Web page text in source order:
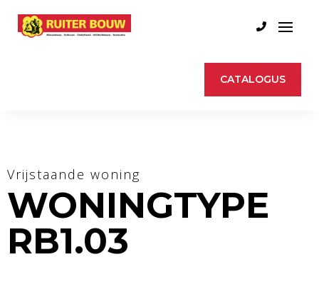
CATALOGUS
Vrijstaande woning
WONINGTYPE
RB1.03